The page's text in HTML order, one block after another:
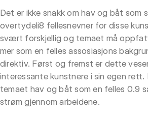
Det er ikke snakk om hav og båt som
overtydeli8 fellesnevner for disse
svært forskjellig og temaet må
mer som en felles assosiasjons
direktiv. Først og fremst er dette
interessante kunstnere i sin egen rett.
temaet hav og båt som en felles 0.9
strøm gjennom arbeidene.